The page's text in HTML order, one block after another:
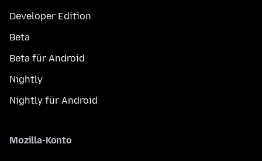
Developer Edition
Beta
Beta für Android
Nightly
Nightly für Android
Mozilla-Konto